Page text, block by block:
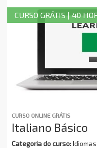
CURSO ONLINE GRÁTIS
Italiano Básico
Categoria do curso:Idiomas
CURSO GRÁTIS | 40